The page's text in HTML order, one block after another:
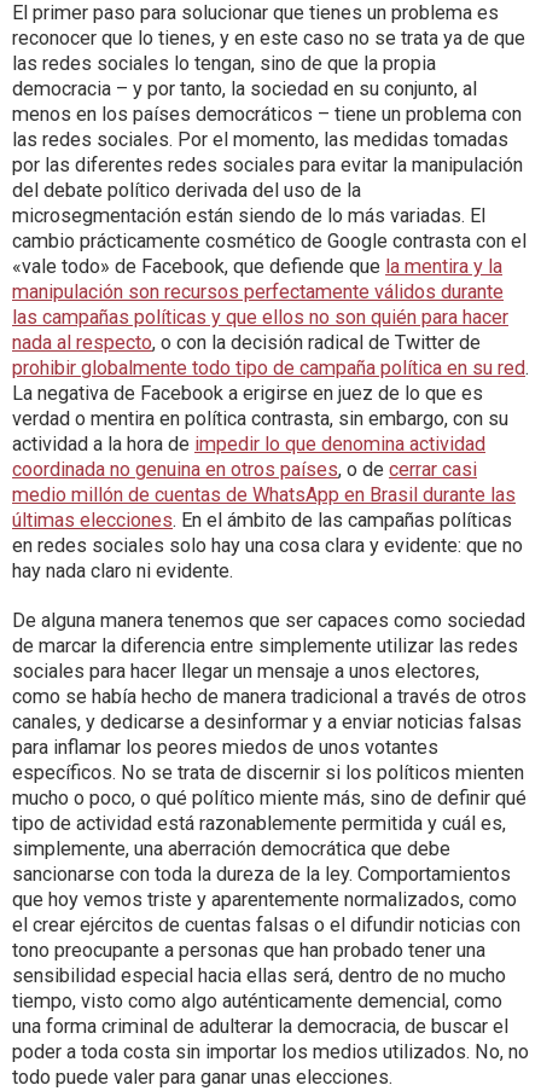
El primer paso para solucionar que tienes un problema es
reconocer que lo tienes, y en este caso no se trata ya de que
las redes sociales lo tengan, sino de que la propia
democracia – y por tanto, la sociedad en su conjunto, al
menos en los países democráticos – tiene un problema con
las redes sociales. Por el momento, las medidas tomadas
por las diferentes redes sociales para evitar la manipulación
del debate político derivada del uso de la
microsegmentación están siendo de lo más variadas. El
cambio prácticamente cosmético de Google contrasta con el
«vale todo» de Facebook, que defiende que la mentira y la
manipulación son recursos perfectamente válidos durante
las campañas políticas y que ellos no son quién para hacer
nada al respecto, o con la decisión radical de Twitter de
prohibir globalmente todo tipo de campaña política en su red.
La negativa de Facebook a erigirse en juez de lo que es
verdad o mentira en política contrasta, sin embargo, con su
actividad a la hora de impedir lo que denomina actividad
coordinada no genuina en otros países, o de cerrar casi
medio millón de cuentas de WhatsApp en Brasil durante las
últimas elecciones. En el ámbito de las campañas políticas
en redes sociales solo hay una cosa clara y evidente: que no
hay nada claro ni evidente.
De alguna manera tenemos que ser capaces como sociedad
de marcar la diferencia entre simplemente utilizar las redes
sociales para hacer llegar un mensaje a unos electores,
como se había hecho de manera tradicional a través de otros
canales, y dedicarse a desinformar y a enviar noticias falsas
para inflamar los peores miedos de unos votantes
específicos. No se trata de discernir si los políticos mienten
mucho o poco, o qué político miente más, sino de definir qué
tipo de actividad está razonablemente permitida y cuál es,
simplemente, una aberración democrática que debe
sancionarse con toda la dureza de la ley. Comportamientos
que hoy vemos triste y aparentemente normalizados, como
el crear ejércitos de cuentas falsas o el difundir noticias con
tono preocupante a personas que han probado tener una
sensibilidad especial hacia ellas será, dentro de no mucho
tiempo, visto como algo auténticamente demencial, como
una forma criminal de adulterar la democracia, de buscar el
poder a toda costa sin importar los medios utilizados. No, no
todo puede valer para ganar unas elecciones.